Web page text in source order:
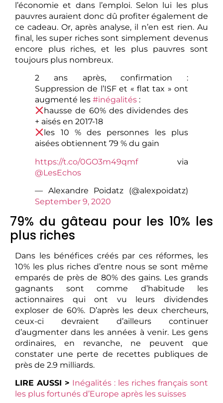
l’économie et dans l’emploi. Selon lui les plus
pauvres auraient donc dû profiter également de
ce cadeau. Or, après analyse, il n’en est rien. Au
final, les super riches sont simplement devenus
encore plus riches, et les plus pauvres sont
toujours plus nombreux.
2 ans après, confirmation :
Suppression de l’ISF et « flat tax » ont
augmenté les #inégalités :
hausse de 60% des dividendes des
+ aisés en 2017-18
les 10 % des personnes les plus
aisées obtiennent 79 % du gain
https://t.co/0GO3m49qmfvia
@LesEchos
— Alexandre Poidatz (@alexpoidatz)
September 9, 2020
79% du gâteau pour les 10% les
plus riches
Dans les bénéfices créés par ces réformes, les
10% les plus riches d’entre nous se sont même
emparés de près de 80% des gains. Les grands
gagnants sont comme d’habitude les
actionnaires qui ont vu leurs dividendes
exploser de 60%. D’après les deux chercheurs,
ceux-ci devraient d’ailleurs continuer
d’augmenter dans les années à venir. Les gens
ordinaires, en revanche, ne peuvent que
constater une perte de recettes publiques de
près de 2.9 milliards.
LIRE AUSSI > Inégalités : les riches français sont
les plus fortunés d’Europe après les suisses